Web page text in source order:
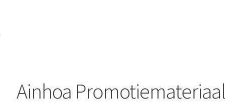
Ainhoa Promotiemateriaal